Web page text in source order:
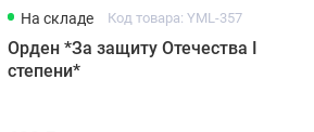
На складе Код товара: YML-357
Орден *За защиту Отечества I
степени*